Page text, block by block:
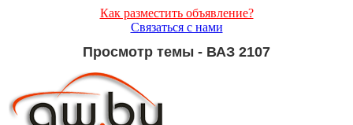
Как разместить объявление?
Связаться с нами
Просмотр темы - ВАЗ 2107